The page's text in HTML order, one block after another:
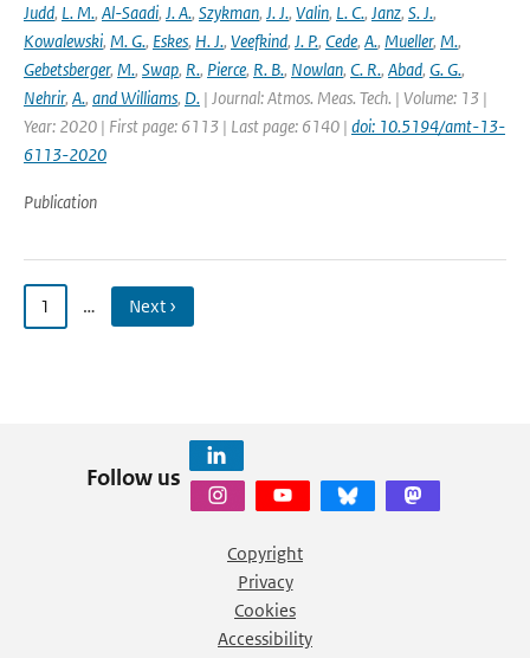
Judd, L. M., Al-Saadi, J. A., Szykman, J. J., Valin, L. C., Janz, S. J.,
Kowalewski, M. G., Eskes, H. J., Veefkind, J. P., Cede, A., Mueller, M.,
Gebetsberger, M., Swap, R., Pierce, R. B., Nowlan, C. R., Abad, G. G.,
Nehrir, A., and Williams, D. | Journal: Atmos. Meas. Tech. | Volume: 13 |
Year: 2020 | First page: 6113 | Last page: 6140 | doi: 10.5194/amt-13-
6113-2020
Publication
1 … Next ›
Follow us
Copyright
Privacy
Cookies
Accessibility